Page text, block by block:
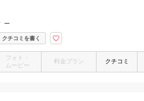
ー
クチコミを書く
フォト・
ムービー
料金プラン クチコミ